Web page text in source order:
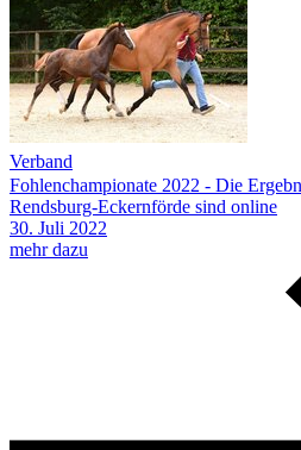
Verband
Fohlenchampionate 2022 - Die
Rendsburg-Eckernförde sind online
30. Juli 2022
mehr dazu